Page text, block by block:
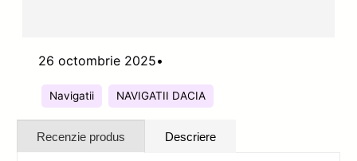
26 octombrie 2025•
Navigatii NAVIGATII DACIA
Recenzie produs Descriere